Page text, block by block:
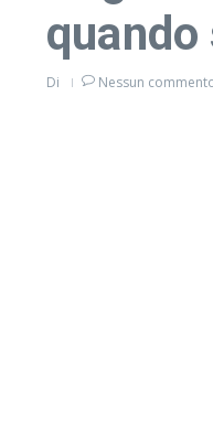
Di Nessun